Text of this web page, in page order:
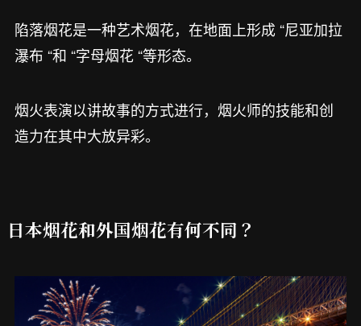
陷落烟花是一种艺术烟花，在地面上形成 “尼亚加拉
瀑布 “和 “字母烟花 “等形态。
烟火表演以讲故事的方式进行，烟火师的技能和创
造力在其中大放异彩。
日本烟花和外国烟花有何不同？